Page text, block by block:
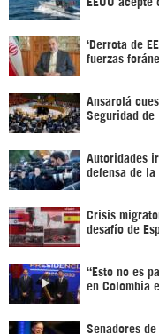
‘Derrota de
fuerzas
Ansarolá
Seguridad de
Autoridades
defensa de la
Crisis
desafío de
“Esto no es
en Colombia
Senadores